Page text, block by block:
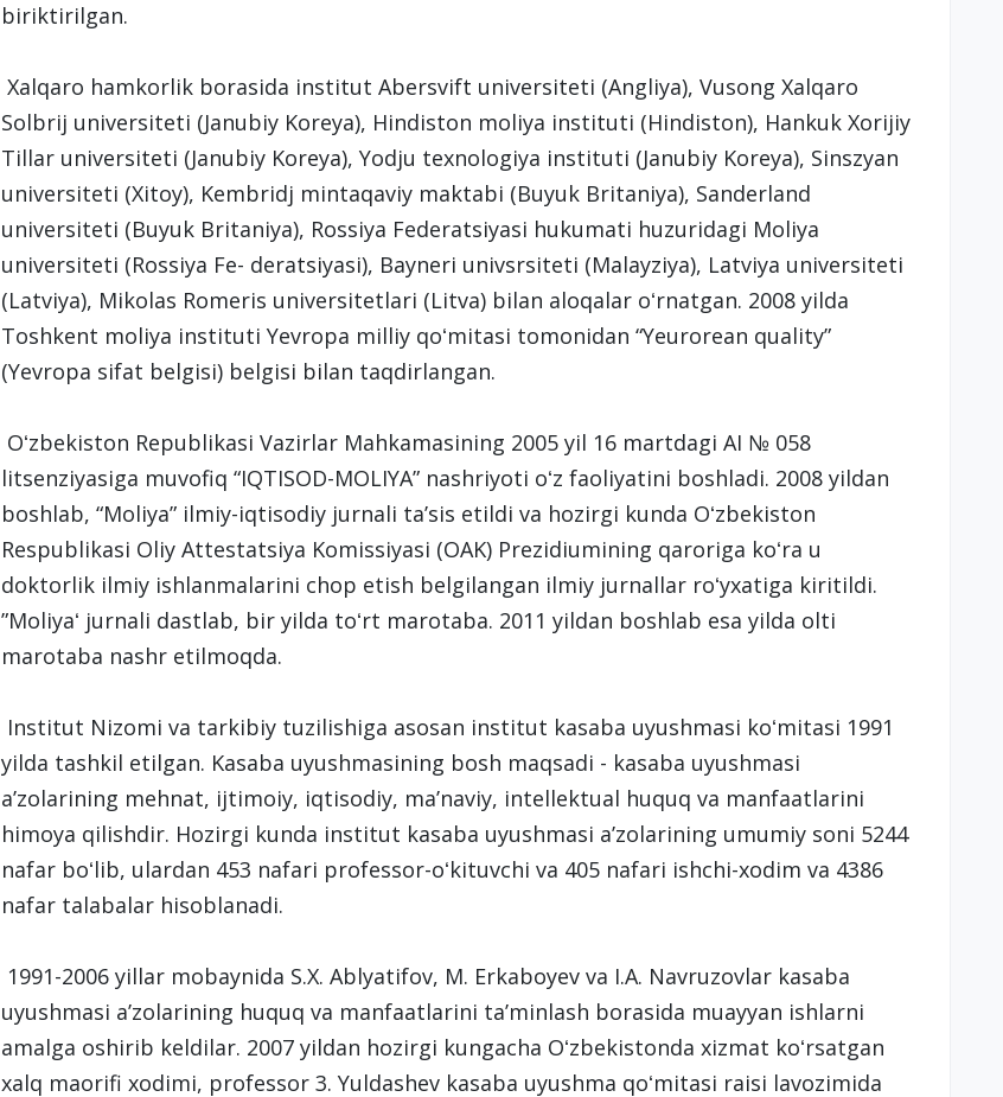
biriktirilgan.
Xalqaro hamkorlik borasida institut Abersvift universiteti (Angliya), Vusong Xalqaro
Solbrij universiteti (Janubiy Koreya), Hindiston moliya instituti (Hindiston), Hankuk Xorijiy
Tillar universiteti (Janubiy Koreya), Yodju texnologiya instituti (Janubiy Koreya), Sinszyan
universiteti (Xitoy), Kembridj mintaqaviy maktabi (Buyuk Britaniya), Sanderland
universiteti (Buyuk Britaniya), Rossiya Federatsiyasi hukumati huzuridagi Moliya
universiteti (Rossiya Fe- deratsiyasi), Bayneri univsrsiteti (Malayziya), Latviya universiteti
(Latviya), Mikolas Romeris universitetlari (Litva) bilan aloqalar oʻrnatgan. 2008 yilda
Toshkent moliya instituti Yevropa milliy qoʻmitasi tomonidan “Yeurorean quality”
(Yevropa sifat belgisi) belgisi bilan taqdirlangan.
Oʻzbekiston Republikasi Vazirlar Mahkamasining 2005 yil 16 martdagi AI № 058
litsenziyasiga muvofiq “IQTISOD-MOLIYA” nashriyoti oʻz faoliyatini boshladi. 2008 yildan
boshlab, “Moliya” ilmiy-iqtisodiy jurnali taʼsis etildi va hozirgi kunda Oʻzbekiston
Respublikasi Oliy Attestatsiya Komissiyasi (OAK) Prezidiumining qaroriga koʻra u
doktorlik ilmiy ishlanmalarini chop etish belgilangan ilmiy jurnallar roʻyxatiga kiritildi.
”Moliyaʻ jurnali dastlab, bir yilda toʻrt marotaba. 2011 yildan boshlab esa yilda olti
marotaba nashr etilmoqda.
Institut Nizomi va tarkibiy tuzilishiga asosan institut kasaba uyushmasi koʻmitasi 1991
yilda tashkil etilgan. Kasaba uyushmasining bosh maqsadi - kasaba uyushmasi
aʼzolarining mehnat, ijtimoiy, iqtisodiy, maʼnaviy, intellektual huquq va manfaatlarini
himoya qilishdir. Hozirgi kunda institut kasaba uyushmasi aʼzolarining umumiy soni 5244
nafar boʻlib, ulardan 453 nafari professor-oʻkituvchi va 405 nafari ishchi-xodim va 4386
nafar talabalar hisoblanadi.
1991-2006 yillar mobaynida S.X. Ablyatifov, M. Erkaboyev va I.A. Navruzovlar kasaba
uyushmasi aʼzolarining huquq va manfaatlarini taʼminlash borasida muayyan ishlarni
amalga oshirib keldilar. 2007 yildan hozirgi kungacha Oʻzbekistonda xizmat koʻrsatgan
xalq maorifi xodimi, professor 3. Yuldashev kasaba uyushma qoʻmitasi raisi lavozimida